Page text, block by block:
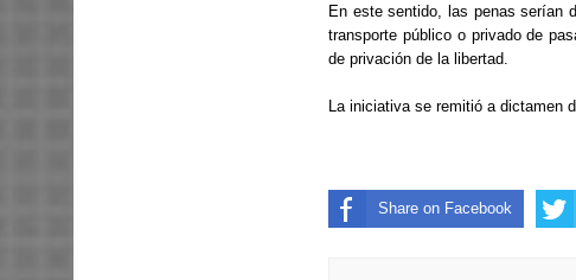
En este sentido, las penas serían
transporte público o privado de
de privación de la libertad.
La iniciativa se remitió a dictamen
Share on Facebook